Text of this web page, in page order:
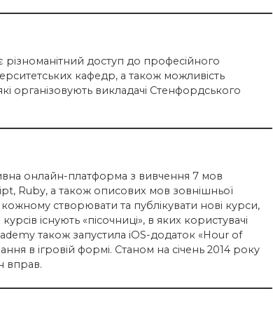
доступ до професійного
кафедр, а також можливість
організовують викладачі Стенфордського
онлайн-платформа з вивчення 7 мов
Ruby, а також описових мов зовнішньої
створювати та публікувати нові курси,
існують «пісочниці», в яких користувачі
також запустила iOS-додаток «Hour of
в ігровій формі. Станом на січень 2014 року
вправ.